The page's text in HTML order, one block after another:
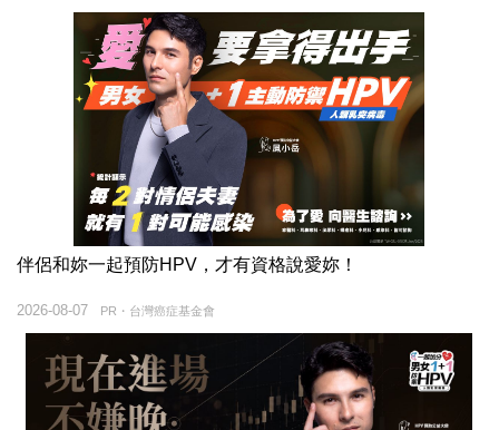
伴侶和妳一起預防HPV，才有資格說愛妳！
PR・台灣癌症基金會
2026-08-07